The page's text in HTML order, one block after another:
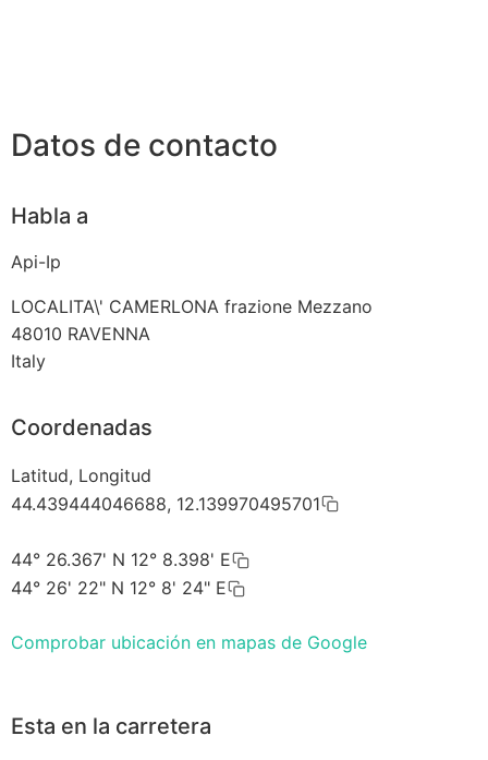
Datos de contacto
Habla a
Api-Ip
LOCALITA\' CAMERLONA frazione Mezzano
48010 RAVENNA
Italy
Coordenadas
Latitud, Longitud
44.439444046688, 12.139970495701
44° 26.367' N 12° 8.398' E
44° 26' 22" N 12° 8' 24" E
Comprobar ubicación en mapas de Google
Esta en la carretera